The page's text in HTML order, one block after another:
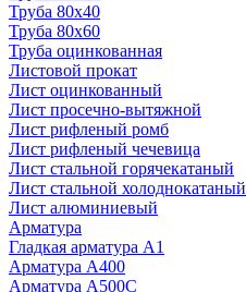
Труба 80x40
Труба 80x60
Труба оцинкованная
Листовой прокат
Лист оцинкованный
Лист просечно-вытяжной
Лист рифленый ромб
Лист рифленый чечевица
Лист стальной горячекатаный
Лист стальной холоднокатаный
Лист алюминиевый
Арматура
Гладкая арматура А1
Арматура А400
Арматура A500C